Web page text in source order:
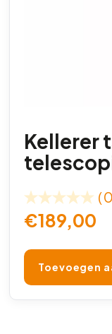
Kellerer
€189,00
Toevoegen